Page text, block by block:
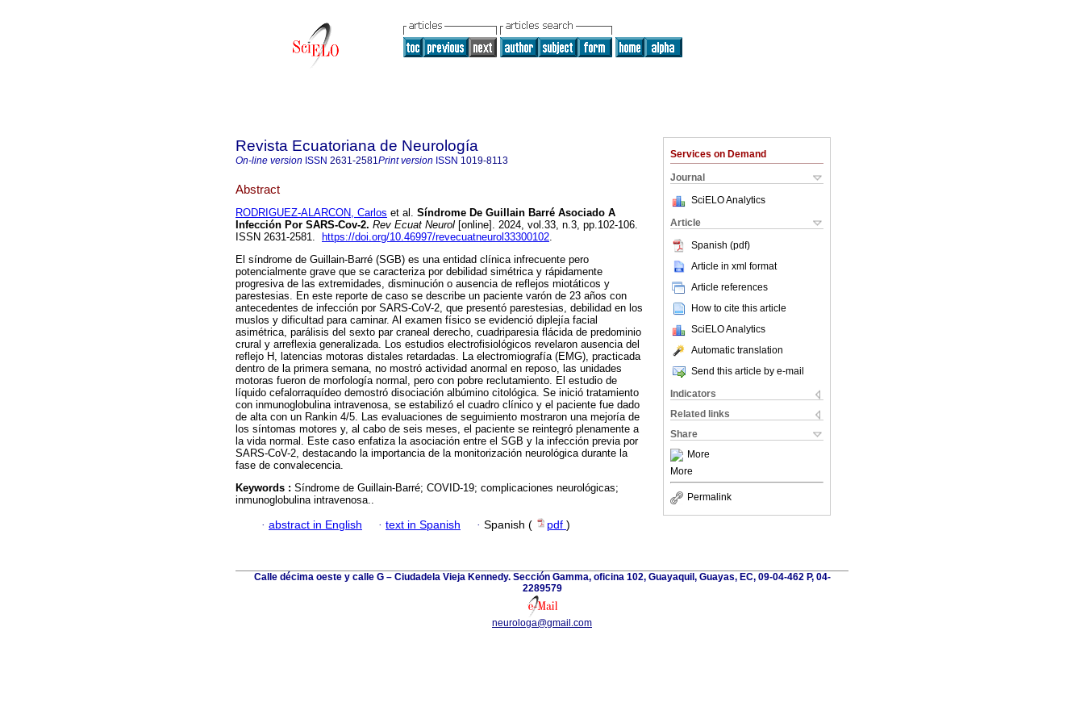
Services on Demand
Journal
SciELO Analytics
Article
Spanish (pdf)
Article in xml format
Article references
How to cite this article
SciELO Analytics
Automatic translation
Send this article by e-mail
Indicators
Related links
Share
More
More
Permalink
Revista Ecuatoriana de Neurología
On-line version ISSN 2631-2581Print version ISSN 1019-8113
Abstract
RODRIGUEZ-ALARCON, Carlos et al. Síndrome De Guillain Barré Asociado A
Infección Por SARS-Cov-2. Rev Ecuat Neurol [online]. 2024, vol.33, n.3, pp.102-106.
ISSN 2631-2581.
https://doi.org/10.46997/revecuatneurol33300102.
El síndrome de Guillain-Barré (SGB) es una entidad clínica infrecuente pero
potencialmente grave que se caracteriza por debilidad simétrica y rápidamente
progresiva de las extremidades, disminución o ausencia de reflejos miotáticos y
parestesias. En este reporte de caso se describe un paciente varón de 23 años con
antecedentes de infección por SARS-CoV-2, que presentó parestesias, debilidad en los
muslos y dificultad para caminar. Al examen físico se evidenció diplejía facial
asimétrica, parálisis del sexto par craneal derecho, cuadriparesia flácida de predominio
crural y arreflexia generalizada. Los estudios electrofisiológicos revelaron ausencia del
reflejo H, latencias motoras distales retardadas. La electromiografía (EMG), practicada
dentro de la primera semana, no mostró actividad anormal en reposo, las unidades
motoras fueron de morfología normal, pero con pobre reclutamiento. El estudio de
líquido cefalorraquídeo demostró disociación albúmino citológica. Se inició tratamiento
con inmunoglobulina intravenosa, se estabilizó el cuadro clínico y el paciente fue dado
de alta con un Rankin 4/5. Las evaluaciones de seguimiento mostraron una mejoría de
los síntomas motores y, al cabo de seis meses, el paciente se reintegró plenamente a
la vida normal. Este caso enfatiza la asociación entre el SGB y la infección previa por
SARS-CoV-2, destacando la importancia de la monitorización neurológica durante la
fase de convalecencia.
Keywords : Síndrome de Guillain-Barré; COVID-19; complicaciones neurológicas;
inmunoglobulina intravenosa..
· abstract in English · text in Spanish · Spanish ( pdf )
Calle décima oeste y calle G – Ciudadela Vieja Kennedy. Sección Gamma, oficina 102, Guayaquil, Guayas, EC, 09-04-462 P, 04-
2289579
neurologa@gmail.com